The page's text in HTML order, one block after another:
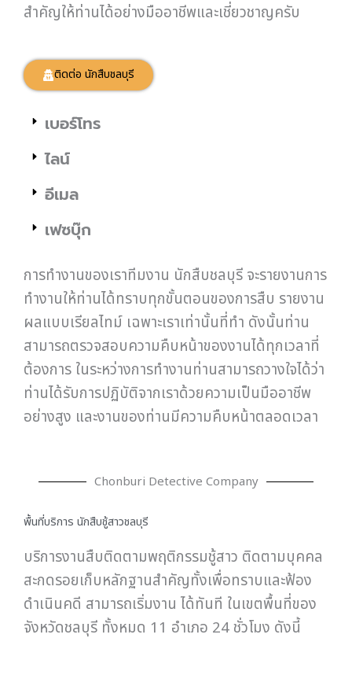
สำคัญให้ท่านได้อย่างมืออาชีพและเชี่ยวชาญครับ
ติดต่อ นักสืบชลบุรี
เบอร์โทร
ไลน์
อีเมล
เฟซบุ๊ก
การทำงานของเราทีมงาน นักสืบชลบุรี จะรายงานการ
ทำงานให้ท่านได้ทราบทุกขั้นตอนของการสืบ รายงาน
ผลแบบเรียลไทม์ เฉพาะเราเท่านั้นที่ทำ ดังนั้นท่าน
สามารถตรวจสอบความคืบหน้าของงานได้ทุกเวลาที่
ต้องการ ในระหว่างการทำงานท่านสามารถวางใจได้ว่า
ท่านได้รับการปฏิบัติจากเราด้วยความเป็นมืออาชีพ
อย่างสูง และงานของท่านมีความคืบหน้าตลอดเวลา
Chonburi Detective Company
พื้นที่บริการ นักสืบชู้สาวชลบุรี
บริการงานสืบติดตามพฤติกรรมชู้สาว ติดตามบุคคล
สะกดรอยเก็บหลักฐานสำคัญทั้งเพื่อทราบและฟ้อง
ดำเนินคดี สามารถเริ่มงาน ได้ทันที ในเขตพื้นที่ของ
จังหวัดชลบุรี ทั้งหมด 11 อำเภอ 24 ชั่วโมง ดังนี้